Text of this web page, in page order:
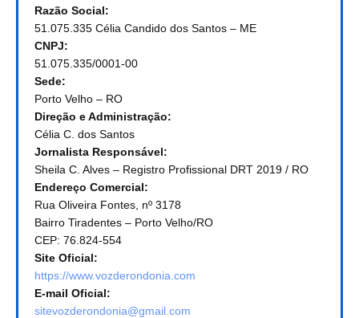
Razão Social:
51.075.335 Célia Candido dos Santos – ME
CNPJ:
51.075.335/0001-00
Sede:
Porto Velho – RO
Direção e Administração:
Célia C. dos Santos
Jornalista Responsável:
Sheila C. Alves – Registro Profissional DRT 2019 / RO
Endereço Comercial:
Rua Oliveira Fontes, nº 3178
Bairro Tiradentes – Porto Velho/RO
CEP: 76.824-554
Site Oficial:
https://www.vozderondonia.com
E-mail Oficial:
sitevozderondonia@gmail.com